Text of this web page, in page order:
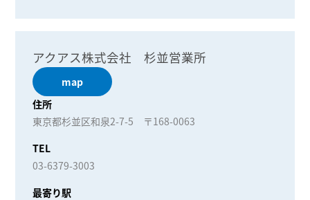
アクアス株式会社 杉並営業所
map
住所
東京都杉並区和泉2-7-5 〒168-0063
TEL
03-6379-3003
最寄り駅